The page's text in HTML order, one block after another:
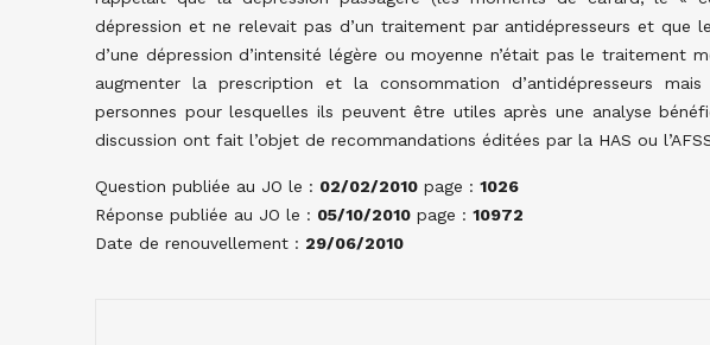
dépression et ne relevait pas d’un traitement par antidépresseurs et que
d’une dépression d’intensité légère ou moyenne n’était pas le traitement
augmenter la prescription et la consommation d’antidépresseurs
personnes pour lesquelles ils peuvent être utiles après une analyse
discussion ont fait l’objet de recommandations éditées par la HAS ou
Question publiée au JO le : 02/02/2010 page : 1026
Réponse publiée au JO le : 05/10/2010 page : 10972
Date de renouvellement : 29/06/2010